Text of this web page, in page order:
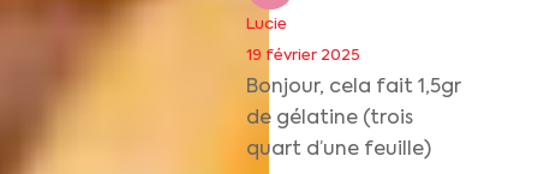
Lucie
19 février 2025
Bonjour, cela fait 1,5gr
de gélatine (trois
quart d’une feuille)